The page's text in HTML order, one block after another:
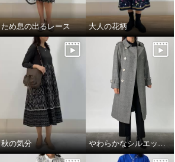
ため息の出るレース 大人の花柄
秋の気分 やわらかなシルエットの上質トレンチコート